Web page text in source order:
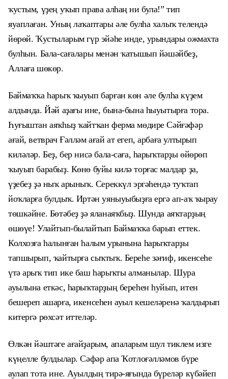
ҡустым, үҙең уҡып права алһаң ни була!” тип
яуаплаған. Уның лаҡаптары әле булһа халыҡ телендә
йөрөй. Ҡустыларым гүр эйәһе инде, урындары ожмахта
булһын. Бала-сағалары менән ҡатышып йәшәйбеҙ,
Аллаға шөкөр.
Баймаҡҡа һарыҡ ҡыуып барған көн әле булһа күҙем
алдында. Йәй аҙағы ине, бына-бына һыуытырға тора.
Һуғыштан аяҡһыҙ ҡайтҡан ферма мөдире Сәйғәфәр
ағай, ветврач Ғәлләм ағай ат егеп, арбаға ултырып
киләләр. Беҙ, бер нисә бала-саға, һарыҡтарҙы өйөрөп
ҡыуып барабыҙ. Көнө буйы килә торғас малдар ҙа,
үҙебеҙ ҙә ныҡ арыныҡ. Сереккүл эргәһендә туҡтап
йоҡларға булдыҡ. Иртән уяныуыбыҙға ергә ап-аҡ ҡырау
төшкәйне. Бөтәбеҙ ҙә яланаяҡбыҙ. Шунда аяҡтарҙың
өшөүе! Улайтып-былайтып Баймаҡҡа барып еттек.
Колхозға һалынған һалым урынына һарыҡтарҙы
тапшырып, ҡайтырға сыҡтыҡ. Береһе зәғиф, икенсеһе
үтә арыҡ тип ике баш һарыҡты алманылар. Шура
ауылына еткәс, һарыҡтарҙың береһен һуйып, итен
бешереп ашарға, икенсеһен ауыл кешеләренә ҡалдырып
китергә рөхсәт иттеләр.
Өлкән йәштәге ағайҙарым, апаларым шул тиклем изге
күңелле булдылар. Сәфәр апа Ҡотлоғәлләмов бүре
аулап тота ине. Ауылдың тирә-яғында бүреләр күбәйеп